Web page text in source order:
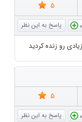
5
0
رو زنده کردید
5
0